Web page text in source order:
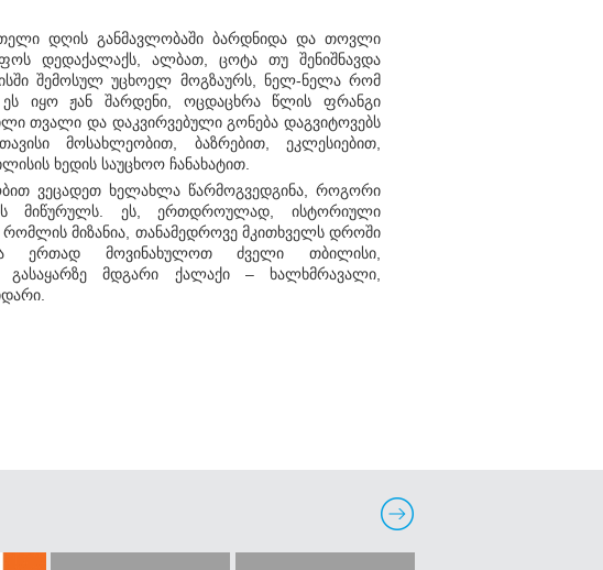
დღის განმავლობაში ბარდნიდა და თოვლი
დედაქალაქს, ალბათ, ცოტა თუ შენიშნავდა
შემოსულ უცხოელ მოგზაურს, ნელ-ნელა რომ
ეს იყო ჟან შარდენი, ოცდაცხრა წლის ფრანგი
თვალი და დაკვირვებული გონება დაგვიტოვებს
მოსახლეობით, ბაზრებით, ეკლესიებით,
ხედის საუცხოო ჩანახატით.
ვეცადეთ ხელახლა წარმოგვედგინა, როგორი
მიწურულს. ეს, ერთდროულად, ისტორიული
რომლის მიზანია, თანამედროვე მკითხველს დროში
ერთად მოვინახულოთ ძველი თბილისი,
მდგარი ქალაქი – ხალხმრავალი,